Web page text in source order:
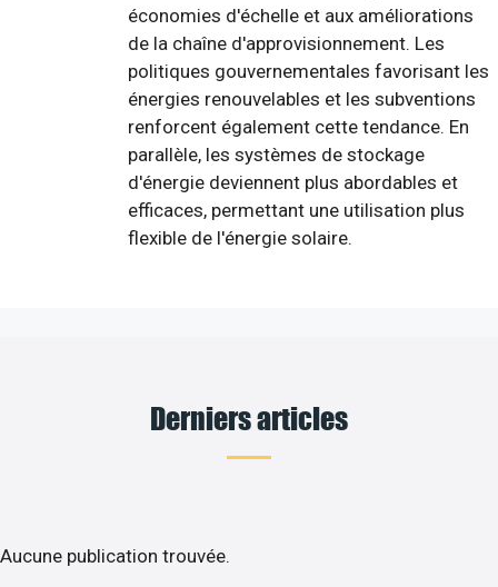
économies d'échelle et aux améliorations
de la chaîne d'approvisionnement. Les
politiques gouvernementales favorisant les
énergies renouvelables et les subventions
renforcent également cette tendance. En
parallèle, les systèmes de stockage
d'énergie deviennent plus abordables et
efficaces, permettant une utilisation plus
flexible de l'énergie solaire.
Derniers articles
Aucune publication trouvée.